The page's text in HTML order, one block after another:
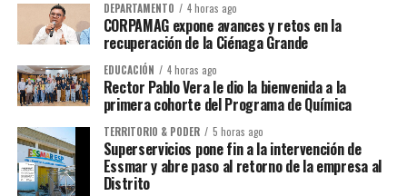
DEPARTAMENTO 4 horas ago
CORPAMAG expone avances y retos en la
recuperación de la Ciénaga Grande
EDUCACIÓN 4 horas ago
Rector Pablo Vera le dio la bienvenida a la
primera cohorte del Programa de Química
TERRITORIO & PODER 5 horas ago
Superservicios pone fin a la intervención de
Essmar y abre paso al retorno de la empresa al
Distrito